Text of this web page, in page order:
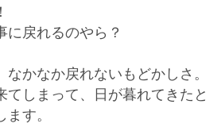
に戻れるのやら？
かなか戻れないもどかしさ。
てしまって、日が暮れてきたと
す。